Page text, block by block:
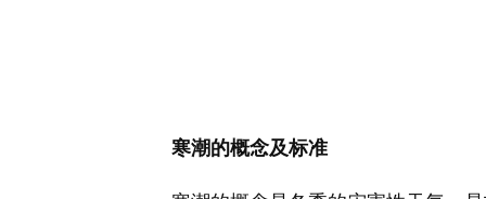
寒潮的概念及标准